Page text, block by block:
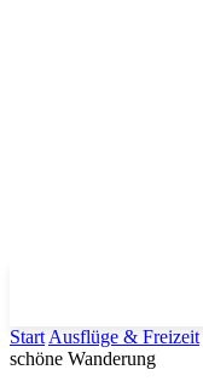
Start Ausflüge & Freizeit
schöne Wanderung